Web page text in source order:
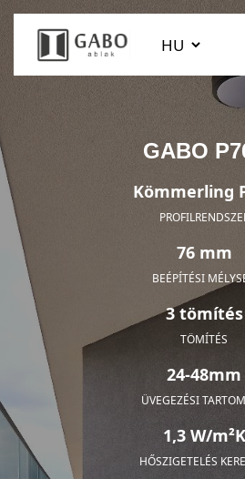
GABO
Kömmerling
76 mm
BEÉPÍTÉSI
3 tömítés
TÖMÍTÉS
24-48mm
ÜVEGEZÉSI
1,3 W/m²K
HŐSZIGETELÉS